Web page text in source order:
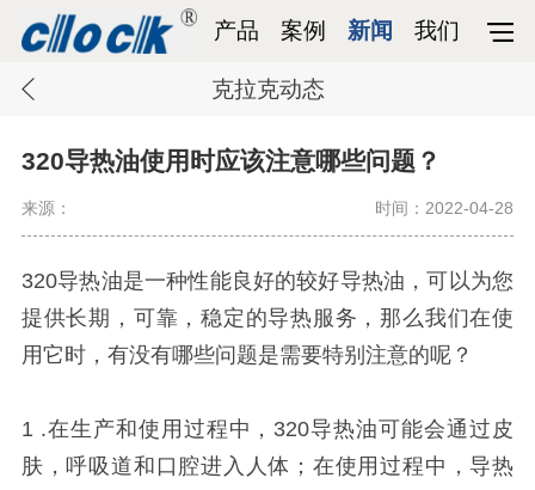
产品 案例 新闻 我们
克拉克动态
320导热油使用时应该注意哪些问题？
来源： 时间：2022-04-28
320导热油是一种性能良好的较好导热油，可以为您
提供长期，可靠，稳定的导热服务，那么我们在使
用它时，有没有哪些问题是需要特别注意的呢？
1 .在生产和使用过程中，320导热油可能会通过皮
肤，呼吸道和口腔进入人体；在使用过程中，导热